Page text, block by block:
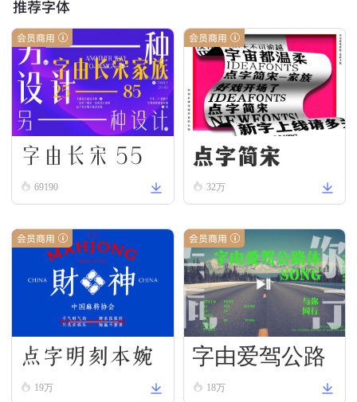
推荐字体
会员商用
字由长宋 55
69190
会员商用
点字简宋
32万
会员商用
点字明刻本婉
宋19万
会员商用
字由爱驾公路
体-宋
18万